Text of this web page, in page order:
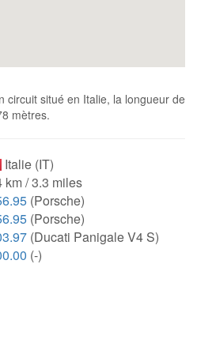
circuit situé en Italie, la longueur de
mètres.
Italie (IT)
km / 3.3 miles
(Porsche)
(Porsche)
(Ducati Panigale V4 S)
(-)